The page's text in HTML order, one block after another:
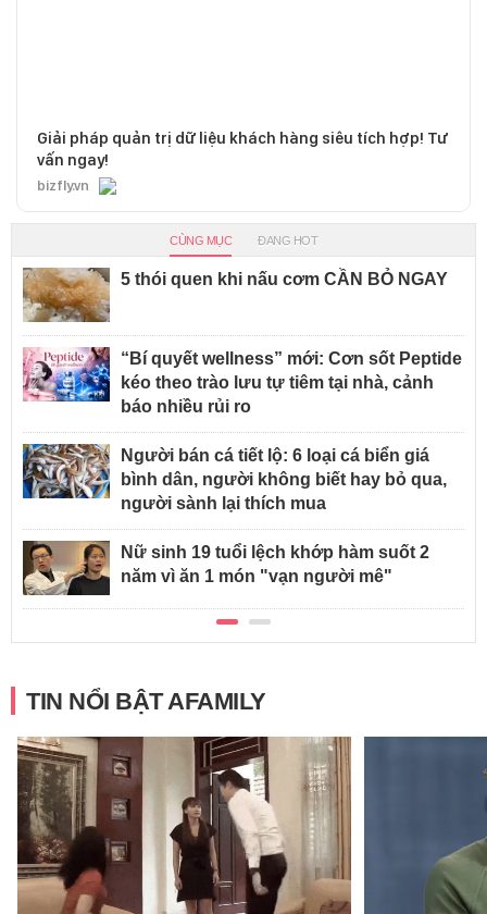
Giải pháp quản trị dữ liệu khách hàng siêu tích hợp! Tư
vấn ngay!
bizfly.vn
CÙNG MỤC ĐANG HOT
5 thói quen khi nấu cơm CẦN BỎ NGAY
“Bí quyết wellness” mới: Cơn sốt Peptide
kéo theo trào lưu tự tiêm tại nhà, cảnh
báo nhiều rủi ro
Người bán cá tiết lộ: 6 loại cá biển giá
bình dân, người không biết hay bỏ qua,
người sành lại thích mua
Nữ sinh 19 tuổi lệch khớp hàm suốt 2
năm vì ăn 1 món "vạn người mê"
TIN NỔI BẬT AFAMILY